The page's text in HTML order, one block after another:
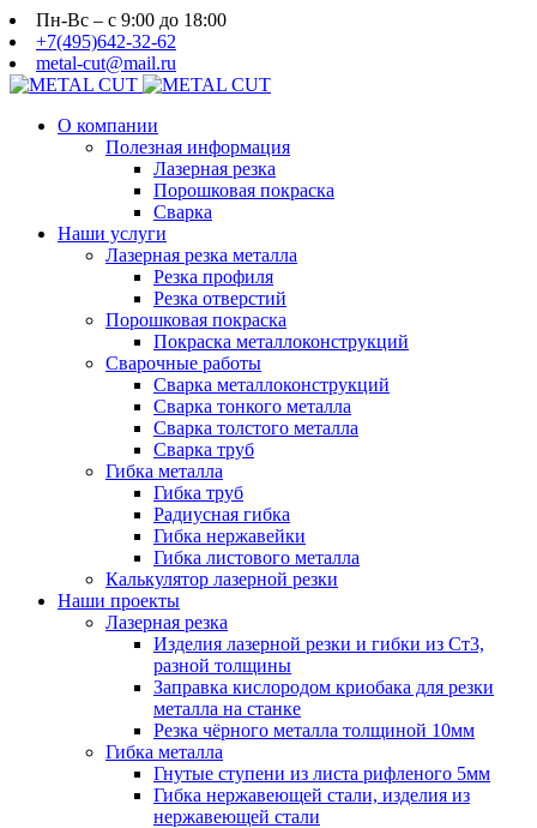
Пн-Вс – с 9:00 до 18:00
+7(495)642-32-62
metal-cut@mail.ru
О компании
Полезная информация
Лазерная резка
Порошковая покраска
Сварка
Наши услуги
Лазерная резка металла
Резка профиля
Резка отверстий
Порошковая покраска
Покраска металлоконструкций
Сварочные работы
Сварка металлоконструкций
Сварка тонкого металла
Сварка толстого металла
Сварка труб
Гибка металла
Гибка труб
Радиусная гибка
Гибка нержавейки
Гибка листового металла
Калькулятор лазерной резки
Наши проекты
Лазерная резка
Изделия лазерной резки и гибки из Ст3,
разной толщины
Заправка кислородом криобака для резки
металла на станке
Резка чёрного металла толщиной 10мм
Гибка металла
Гнутые ступени из листа рифленого 5мм
Гибка нержавеющей стали, изделия из
нержавеющей стали